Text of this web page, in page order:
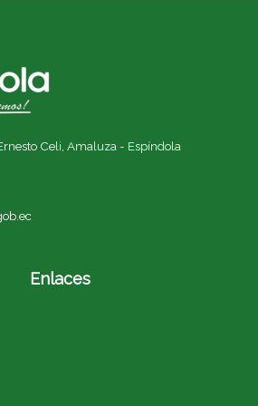
Celi, Amaluza - Espíndola
Enlaces